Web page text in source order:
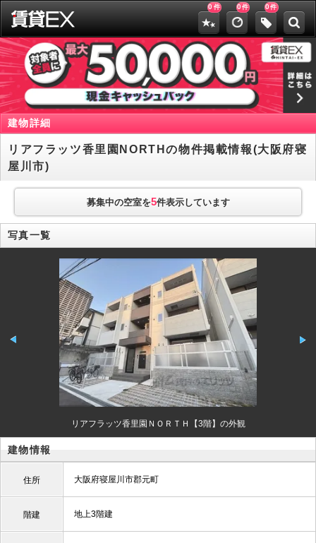
0 件 0件 0件
建物詳細
リアフラッツ香里園NORTHの物件掲載情報(大阪府寝
屋川市)
募集中の空室を5件表示しています
写真一覧
リアフラッツ香里園ＮＯＲＴＨ【3階】の外観
建物情報
住所 大阪府寝屋川市郡元町
階建 地上3階建